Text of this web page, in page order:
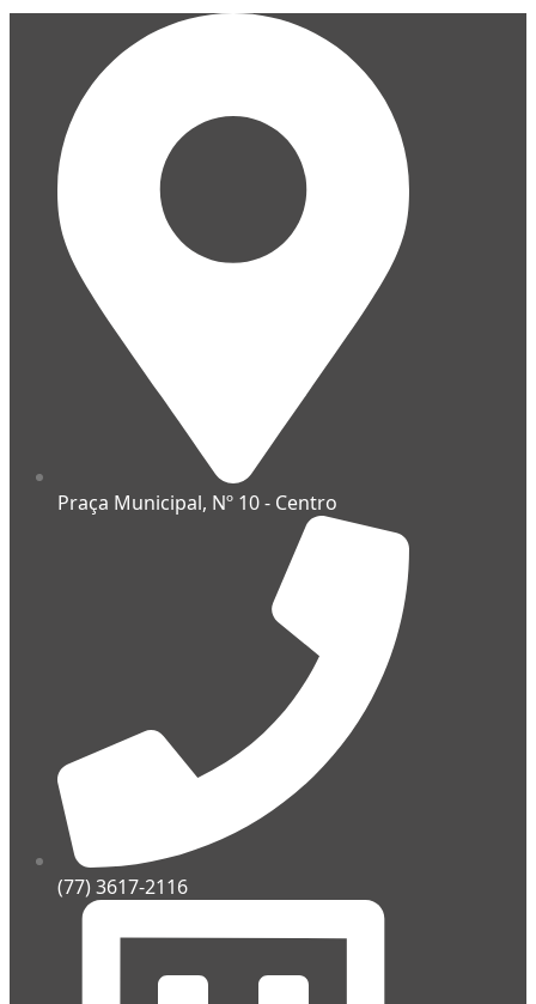
Praça Municipal, Nº 10 - Centro
(77) 3617-2116